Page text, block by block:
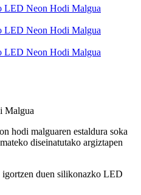
Malgua
hodi malguaren estaldura soka
diseinatutako argiztapen
duen silikonazko LED